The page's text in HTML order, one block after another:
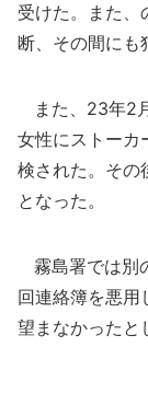
受けた。また、
断、その間にも
また、23年2
女性にストーカ
検された。その
となった。
霧島署では別
回連絡簿を悪用
望まなかったと